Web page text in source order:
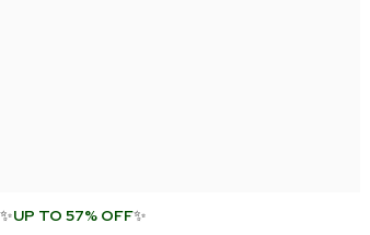
✨UP TO 57% OFF✨